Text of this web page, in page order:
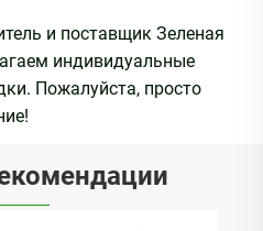
и поставщик Зеленая
индивидуальные
Пожалуйста, просто